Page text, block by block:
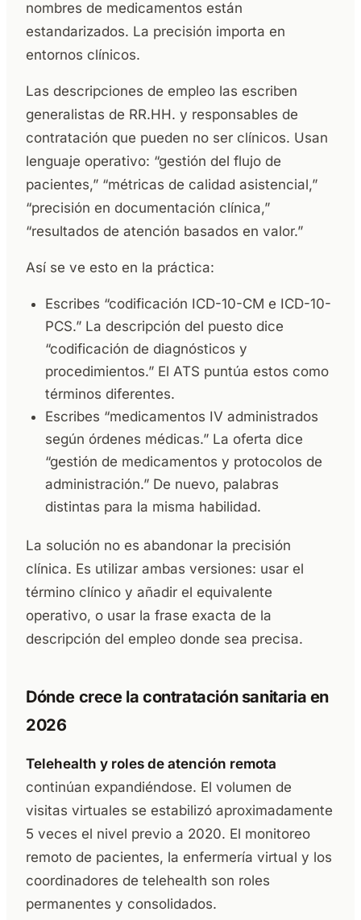
nombres de medicamentos están
estandarizados. La precisión importa en
entornos clínicos.
Las descripciones de empleo las escriben
generalistas de RR.HH. y responsables de
contratación que pueden no ser clínicos. Usan
lenguaje operativo: “gestión del flujo de
pacientes,” “métricas de calidad asistencial,”
“precisión en documentación clínica,”
“resultados de atención basados en valor.”
Así se ve esto en la práctica:
Escribes “codificación ICD-10-CM e ICD-10-
PCS.” La descripción del puesto dice
“codificación de diagnósticos y
procedimientos.” El ATS puntúa estos como
términos diferentes.
Escribes “medicamentos IV administrados
según órdenes médicas.” La oferta dice
“gestión de medicamentos y protocolos de
administración.” De nuevo, palabras
distintas para la misma habilidad.
La solución no es abandonar la precisión
clínica. Es utilizar ambas versiones: usar el
término clínico y añadir el equivalente
operativo, o usar la frase exacta de la
descripción del empleo donde sea precisa.
Dónde crece la contratación sanitaria en
2026
Telehealth y roles de atención remota
continúan expandiéndose. El volumen de
visitas virtuales se estabilizó aproximadamente
5 veces el nivel previo a 2020. El monitoreo
remoto de pacientes, la enfermería virtual y los
coordinadores de telehealth son roles
permanentes y consolidados.